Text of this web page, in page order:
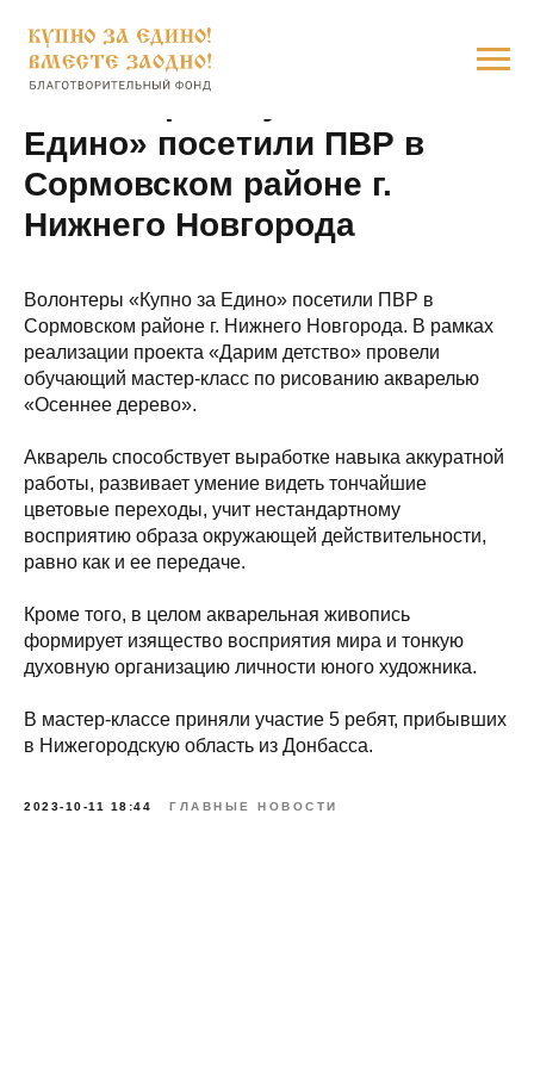
Волонтеры «Купно за
Едино» посетили ПВР в
Сормовском районе г.
Нижнего Новгорода
Волонтеры «Купно за Едино» посетили ПВР в
Сормовском районе г. Нижнего Новгорода. В рамках
реализации проекта «Дарим детство» провели
обучающий мастер-класс по рисованию акварелью
«Осеннее дерево».
Акварель способствует выработке навыка аккуратной
работы, развивает умение видеть тончайшие
цветовые переходы, учит нестандартному
восприятию образа окружающей действительности,
равно как и ее передаче.
Кроме того, в целом акварельная живопись
формирует изящество восприятия мира и тонкую
духовную организацию личности юного художника.
В мастер-классе приняли участие 5 ребят, прибывших
в Нижегородскую область из Донбасса.
2023-10-11 18:44 ГЛАВНЫЕ НОВОСТИ